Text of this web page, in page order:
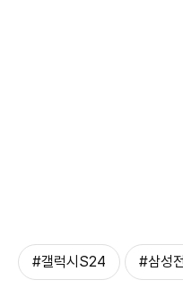
#갤럭시S24 #삼성